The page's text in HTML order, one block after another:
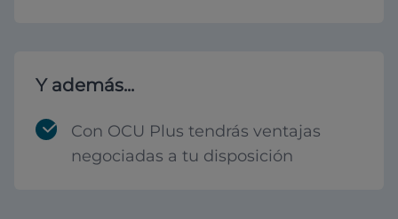
Y además...
Con OCU Plus tendrás ventajas
negociadas a tu disposición